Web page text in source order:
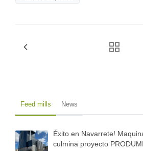
Feed mills News
Éxito en Navarrete!
culmina proyecto